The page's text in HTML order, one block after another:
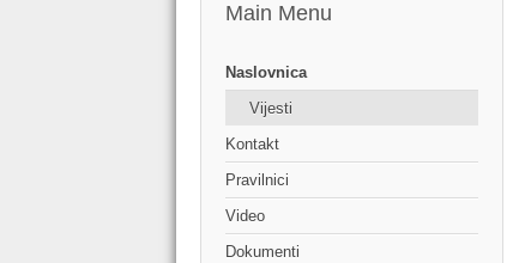
Main Menu
Naslovnica
Vijesti
Kontakt
Pravilnici
Video
Dokumenti